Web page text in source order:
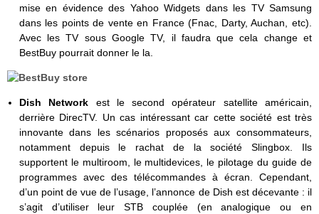
mise en évidence des Yahoo Widgets dans les TV Samsung
dans les points de vente en France (Fnac, Darty, Auchan, etc).
Avec les TV sous Google TV, il faudra que cela change et
BestBuy pourrait donner le la.
Dish Network est le second opérateur satellite américain,
derrière DirecTV. Un cas intéressant car cette société est très
innovante dans les scénarios proposés aux consommateurs,
notamment depuis le rachat de la société Slingbox. Ils
supportent le multiroom, le multidevices, le pilotage du guide de
programmes avec des télécommandes à écran. Cependant,
d’un point de vue de l’usage, l’annonce de Dish est décevante : il
s’agit d’utiliser leur STB couplée (en analogique ou en